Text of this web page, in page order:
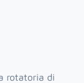
rotatoria di